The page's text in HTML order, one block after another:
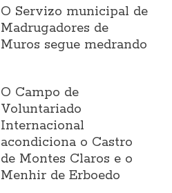
O Servizo municipal de
Madrugadores de
Muros segue medrando
O Campo de
Voluntariado
Internacional
acondiciona o Castro
de Montes Claros e o
Menhir de Erboedo